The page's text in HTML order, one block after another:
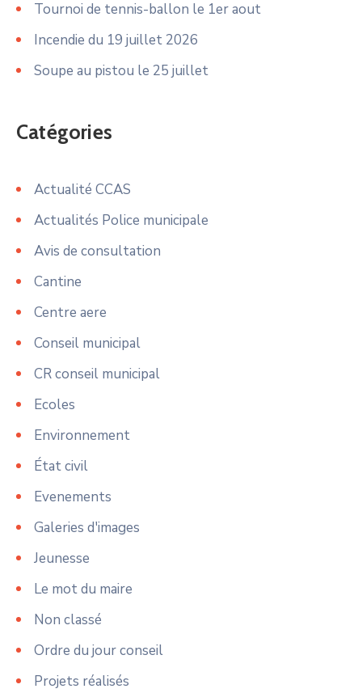
Tournoi de tennis-ballon le 1er aout
Incendie du 19 juillet 2026
Soupe au pistou le 25 juillet
Catégories
Actualité CCAS
Actualités Police municipale
Avis de consultation
Cantine
Centre aere
Conseil municipal
CR conseil municipal
Ecoles
Environnement
État civil
Evenements
Galeries d'images
Jeunesse
Le mot du maire
Non classé
Ordre du jour conseil
Projets réalisés